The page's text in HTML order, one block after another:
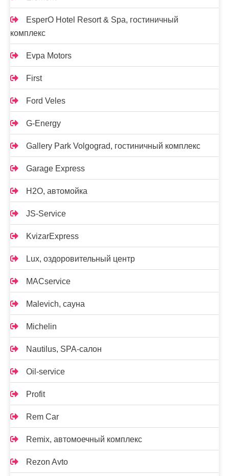
EsperO Hotel Resort & Spa, гостиничный
комплекс
Evpa Motors
First
Ford Veles
G-Energy
Gallery Park Volgograd, гостиничный комплекс
Garage Express
H2O, автомойка
JS-Service
KvizarExpress
Lux, оздоровительный центр
MACservice
Malevich, сауна
Michelin
Nautilus, SPA-салон
Oil-service
Profit
Rem Car
Remix, автомоечный комплекс
Rezon Avto